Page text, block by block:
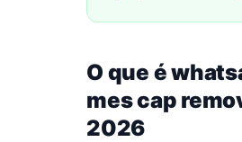
O que é
mes cap
2026